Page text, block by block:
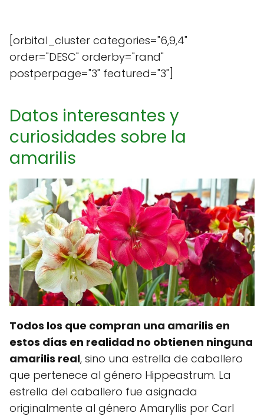
[orbital_cluster categories="6,9,4"
order="DESC" orderby="rand"
postperpage="3" featured="3"]
Datos interesantes y
curiosidades sobre la
amarilis
Todos los que compran una amarilis en
estos días en realidad no obtienen ninguna
amarilis real, sino una estrella de caballero
que pertenece al género Hippeastrum. La
estrella del caballero fue asignada
originalmente al género Amaryllis por Carl